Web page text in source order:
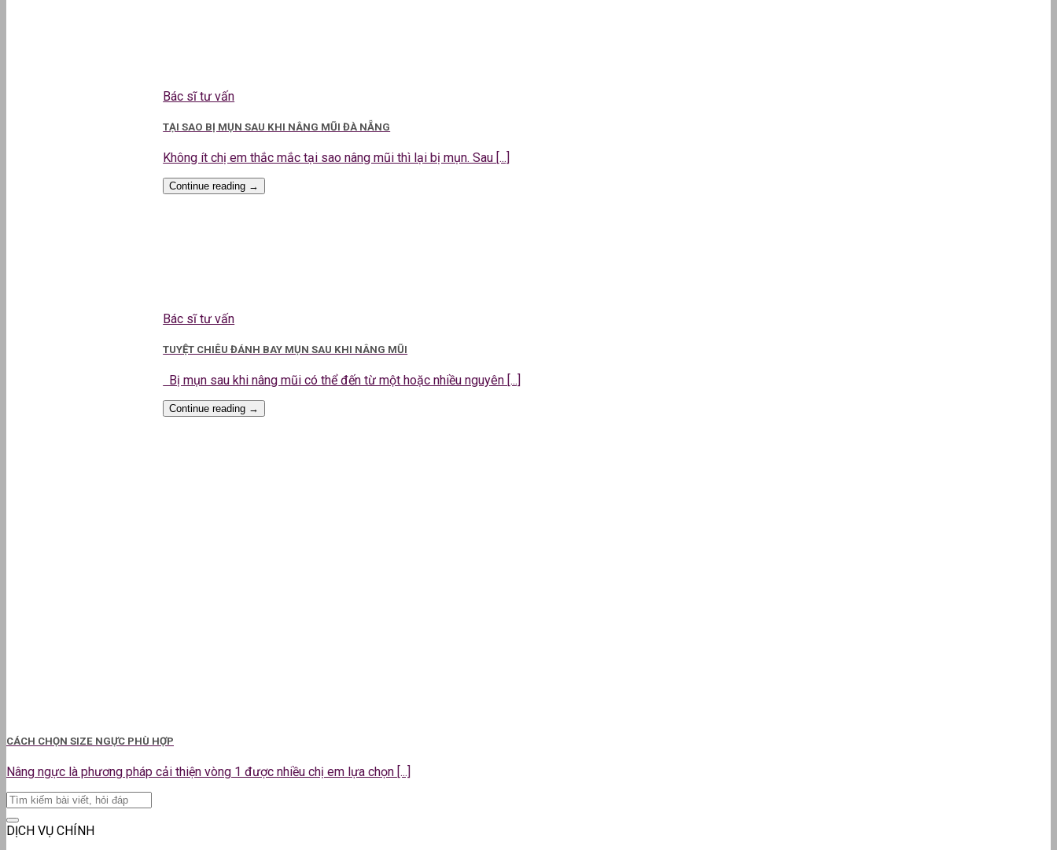
Bác sĩ tư vấn
TẠI SAO BỊ MỤN SAU KHI NÂNG MŨI ĐÀ NẴNG
Không ít chị em thắc mắc tại sao nâng mũi thì lại bị mụn. Sau [...]
Continue reading →
Bác sĩ tư vấn
TUYỆT CHIÊU ĐÁNH BAY MỤN SAU KHI NÂNG MŨI
Bị mụn sau khi nâng mũi có thể đến từ một hoặc nhiều nguyên [...]
Continue reading →
CÁCH CHỌN SIZE NGỰC PHÙ HỢP
Nâng ngực là phương pháp cải thiện vòng 1 được nhiều chị em lựa chọn [...]
DỊCH VỤ CHÍNH